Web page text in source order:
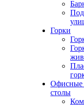
Горки
Офисные
столы